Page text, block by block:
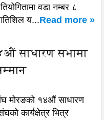
वडा नम्बर ८
य...Read more »
साधारण सभामा
मोरङको १४औं साधारण
कार्यक्षेत्र भित्र